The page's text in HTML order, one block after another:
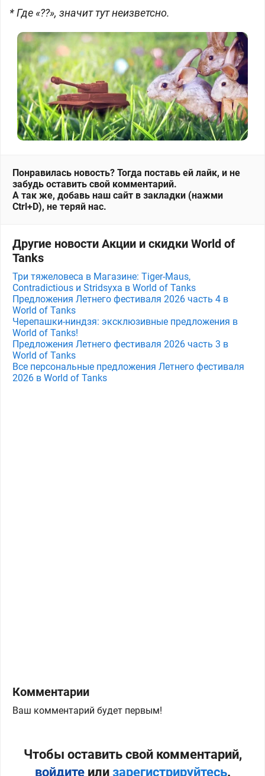
* Где «??», значит тут неизветсно.
Понравилась новость? Тогда поставь ей лайк, и не
забудь оставить свой комментарий.
А так же, добавь наш сайт в закладки (нажми
Ctrl+D), не теряй нас.
Другие новости Акции и скидки World of
Tanks
Три тяжеловеса в Магазине: Tiger-Maus,
Contradictious и Stridsyxa в World of Tanks
Предложения Летнего фестиваля 2026 часть 4 в
World of Tanks
Черепашки-ниндзя: эксклюзивные предложения в
World of Tanks!
Предложения Летнего фестиваля 2026 часть 3 в
World of Tanks
Все персональные предложения Летнего фестиваля
2026 в World of Tanks
Комментарии
Ваш комментарий будет первым!
Чтобы оставить свой комментарий,
войдитеили зарегистрируйтесь.